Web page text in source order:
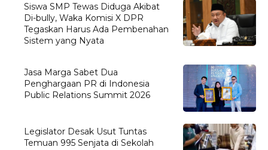
Siswa SMP Tewas Diduga Akibat
Di-bully, Waka Komisi X DPR
Tegaskan Harus Ada Pembenahan
Sistem yang Nyata
Jasa Marga Sabet Dua
Penghargaan PR di Indonesia
Public Relations Summit 2026
Legislator Desak Usut Tuntas
Temuan 995 Senjata di Sekolah